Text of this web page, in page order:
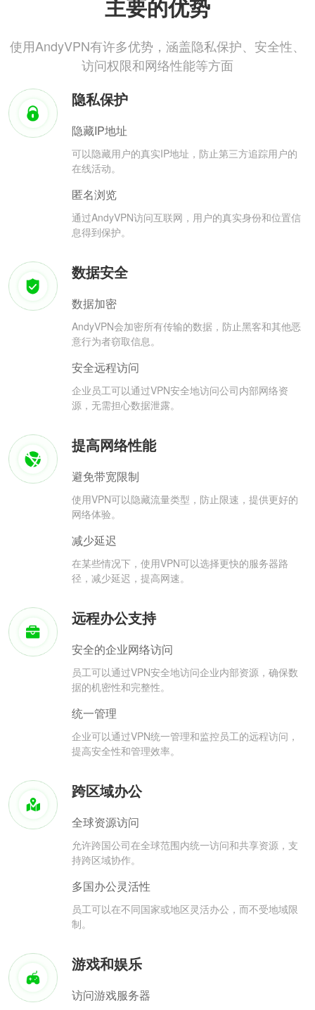
主要的优势
使用AndyVPN有许多优势，涵盖隐私保护、安全性、
访问权限和网络性能等方面
隐私保护
隐藏IP地址
可以隐藏用户的真实IP地址，防止第三方追踪用户的
在线活动。
匿名浏览
通过AndyVPN访问互联网，用户的真实身份和位置信
息得到保护。
数据安全
数据加密
AndyVPN会加密所有传输的数据，防止黑客和其他恶
意行为者窃取信息。
安全远程访问
企业员工可以通过VPN安全地访问公司内部网络资
源，无需担心数据泄露。
提高网络性能
避免带宽限制
使用VPN可以隐藏流量类型，防止限速，提供更好的
网络体验。
减少延迟
在某些情况下，使用VPN可以选择更快的服务器路
径，减少延迟，提高网速。
远程办公支持
安全的企业网络访问
员工可以通过VPN安全地访问企业内部资源，确保数
据的机密性和完整性。
统一管理
企业可以通过VPN统一管理和监控员工的远程访问，
提高安全性和管理效率。
跨区域办公
全球资源访问
允许跨国公司在全球范围内统一访问和共享资源，支
持跨区域协作。
多国办公灵活性
员工可以在不同国家或地区灵活办公，而不受地域限
制。
游戏和娱乐
访问游戏服务器